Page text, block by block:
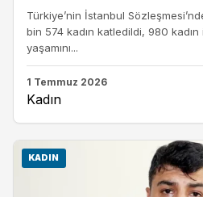
Türkiye’nin İstanbul
bin 574 kadın katledildi, 980
yaşamını...
1 Temmuz 2026
Kadın
KADIN